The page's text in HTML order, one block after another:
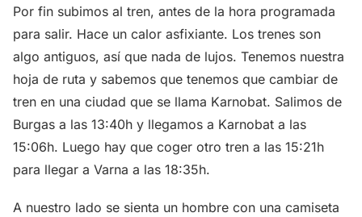
Por fin subimos al tren, antes de la hora programada
para salir. Hace un calor asfixiante. Los trenes son
algo antiguos, así que nada de lujos. Tenemos nuestra
hoja de ruta y sabemos que tenemos que cambiar de
tren en una ciudad que se llama Karnobat. Salimos de
Burgas a las 13:40h y llegamos a Karnobat a las
15:06h. Luego hay que coger otro tren a las 15:21h
para llegar a Varna a las 18:35h.
A nuestro lado se sienta un hombre con una camiseta